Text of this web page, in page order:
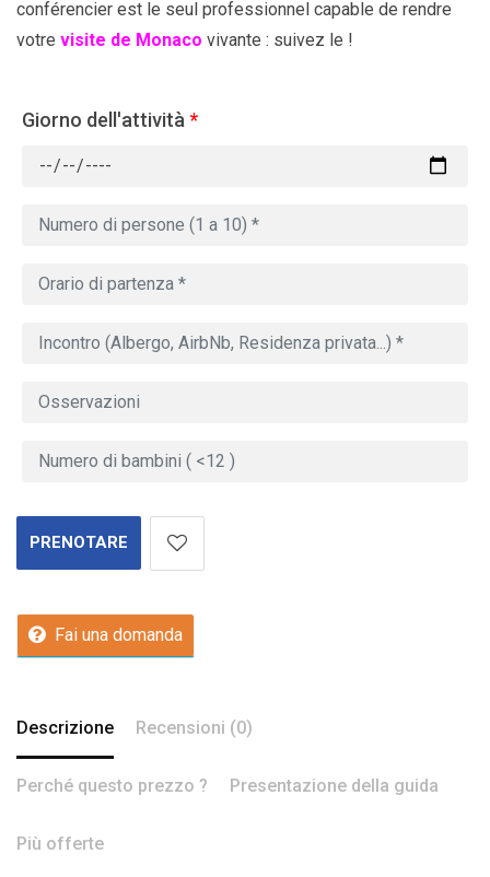
conférencier est le seul professionnel capable de rendre
votre visite de Monaco vivante : suivez le !
Giorno dell'attività *
PRENOTARE
Fai una domanda
Descrizione Recensioni (0)
Perché questo prezzo ? Presentazione della guida
Più offerte